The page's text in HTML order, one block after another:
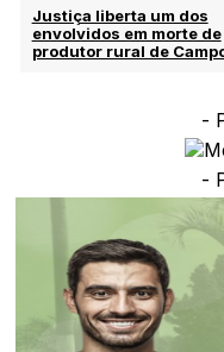
Justiça liberta um dos
envolvidos em morte de
produtor rural de
-
-